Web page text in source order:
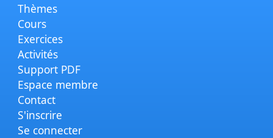
Thèmes
Cours
Exercices
Activités
Support PDF
Espace membre
Contact
S'inscrire
Se connecter